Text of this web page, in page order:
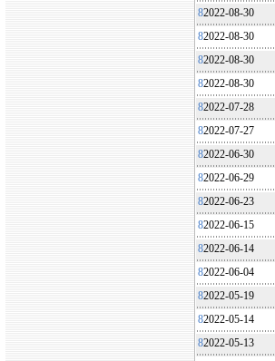
82022-08-30
82022-08-30
82022-08-30
82022-08-30
82022-07-28
82022-07-27
82022-06-30
82022-06-29
82022-06-23
82022-06-15
82022-06-14
82022-06-04
82022-05-19
82022-05-14
82022-05-13